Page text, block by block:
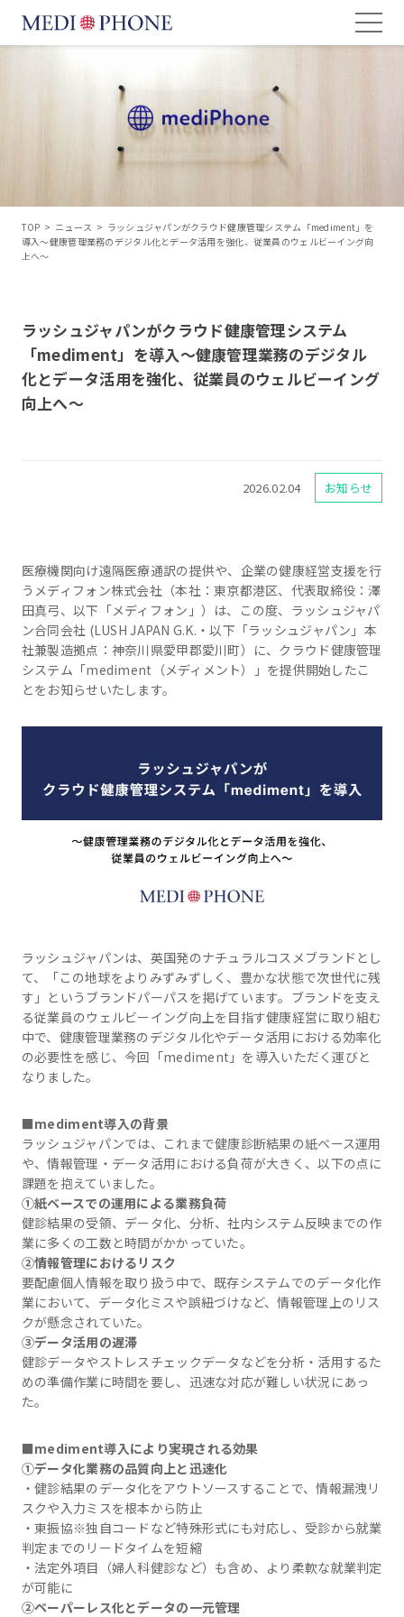
TOP > ニュース > ラッシュジャパンがクラウド健康管理システム「mediment」を
導入～健康管理業務のデジタル化とデータ活用を強化、従業員のウェルビーイング向
上へ～
ラッシュジャパンがクラウド健康管理システム
「mediment」を導入～健康管理業務のデジタル
化とデータ活用を強化、従業員のウェルビーイング
向上へ～
2026.02.04 お知らせ
医療機関向け遠隔医療通訳の提供や、企業の健康経営支援を行
うメディフォン株式会社（本社：東京都港区、代表取締役：澤
田真弓、以下「メディフォン」）は、この度、ラッシュジャパ
ン合同会社 (LUSH JAPAN G.K.・以下「ラッシュジャパン」本
社兼製造拠点：神奈川県愛甲郡愛川町）に、クラウド健康管理
システム「mediment（メディメント）」を提供開始したこ
とをお知らせいたします。
ラッシュジャパンは、英国発のナチュラルコスメブランドとし
て、「この地球をよりみずみずしく、豊かな状態で次世代に残
す」というブランドパーパスを掲げています。ブランドを支え
る従業員のウェルビーイング向上を目指す健康経営に取り組む
中で、健康管理業務のデジタル化やデータ活用における効率化
の必要性を感じ、今回「mediment」を導入いただく運びと
なりました。
■mediment導入の背景
ラッシュジャパンでは、これまで健康診断結果の紙ベース運用
や、情報管理・データ活用における負荷が大きく、以下の点に
課題を抱えていました。
①紙ベースでの運用による業務負荷
健診結果の受領、データ化、分析、社内システム反映までの作
業に多くの工数と時間がかかっていた。
②情報管理におけるリスク
要配慮個人情報を取り扱う中で、既存システムでのデータ化作
業において、データ化ミスや誤紐づけなど、情報管理上のリス
クが懸念されていた。
③データ活用の遅滞
健診データやストレスチェックデータなどを分析・活用するた
めの準備作業に時間を要し、迅速な対応が難しい状況にあっ
た。
■mediment導入により実現される効果
①データ化業務の品質向上と迅速化
・健診結果のデータ化をアウトソースすることで、情報漏洩リ
スクや入力ミスを根本から防止
・東振協※独自コードなど特殊形式にも対応し、受診から就業
判定までのリードタイムを短縮
・法定外項目（婦人科健診など）も含め、より柔軟な就業判定
が可能に
②ペーパーレス化とデータの一元管理